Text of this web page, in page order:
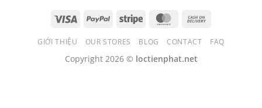
GIỚI THIỆU OUR STORES BLOG CONTACT FAQ
Copyright 2026 © loctienphat.net